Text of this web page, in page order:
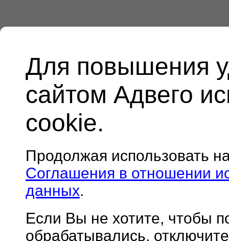
Для повышения
сайтом Адвего
cookie.
Продолжая использовать
Соглашения в отношении
данных.
Если Вы не хотите, чтобы
обрабатывались,